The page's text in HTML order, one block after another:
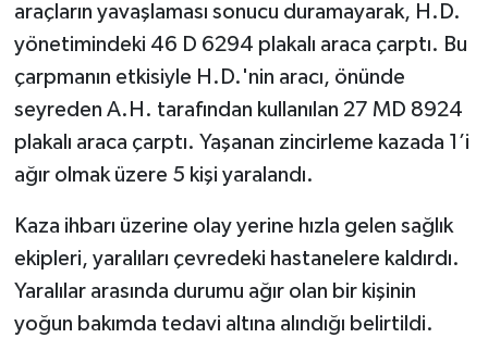
araçların yavaşlaması sonucu duramayarak, H.D.
yönetimindeki 46 D 6294 plakalı araca çarptı. Bu
çarpmanın etkisiyle H.D.'nin aracı, önünde
seyreden A.H. tarafından kullanılan 27 MD 8924
plakalı araca çarptı. Yaşanan zincirleme kazada 1’i
ağır olmak üzere 5 kişi yaralandı.
Kaza ihbarı üzerine olay yerine hızla gelen sağlık
ekipleri, yaralıları çevredeki hastanelere kaldırdı.
Yaralılar arasında durumu ağır olan bir kişinin
yoğun bakımda tedavi altına alındığı belirtildi.
ÜÇÜNCÜ SAYFA
BİLİMNET
Yemek
SEÇİM 2014
KİM KİMDİR